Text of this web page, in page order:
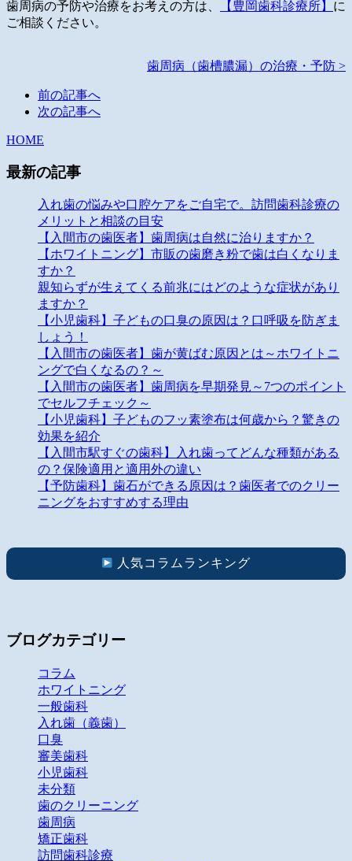
歯周病の予防や治療をお考えの方は、 【豊岡歯科診療所】 に
ご相談ください。
歯周病（歯槽膿漏）の治療・予防 >
前の記事へ
次の記事へ
HOME
最新の記事
入れ歯の悩みや口腔ケアをご自宅で。訪問歯科診療の
メリットと相談の目安
【入間市の歯医者】歯周病は自然に治りますか？
【ホワイトニング】市販の歯磨き粉で歯は白くなりま
すか？
親知らずが生えてくる前兆にはどのような症状があり
ますか？
【小児歯科】子どもの口臭の原因は？口呼吸を防ぎま
しょう！
【入間市の歯医者】歯が黄ばむ原因とは～ホワイトニ
ングで白くなるの？～
【入間市の歯医者】歯周病を早期発見～7つのポイント
でセルフチェック～
【小児歯科】子どものフッ素塗布は何歳から？驚きの
効果を紹介
【入間市駅すぐの歯科】入れ歯ってどんな種類がある
の？保険適用と適用外の違い
【予防歯科】歯石ができる原因は？歯医者でのクリー
ニングをおすすめする理由
人気コラムランキング
ブログカテゴリー
コラム
ホワイトニング
一般歯科
入れ歯（義歯）
口臭
審美歯科
小児歯科
未分類
歯のクリーニング
歯周病
矯正歯科
訪問歯科診療